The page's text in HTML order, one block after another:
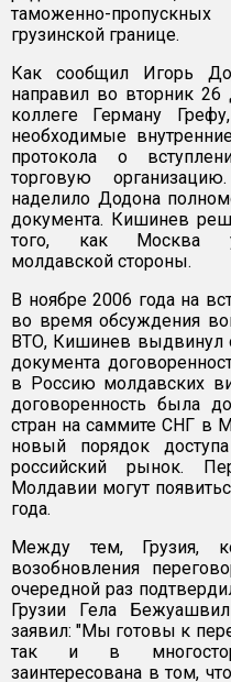
таможенно-
грузинской границе.
Как сообщил Игорь
направил во вторник 26
коллеге Герману
необходимые
протокола о
торговую
наделило Додона
документа. Кишинев
того, как Москва
молдавской стороны.
В ноябре 2006 года на
во время обсуждения
ВТО, Кишинев выдвинул
документа
в Россию молдавских
договоренность была
стран на саммите СНГ в
новый порядок
российский рынок.
Молдавии могут
года.
Между тем, Грузия,
возобновления
очередной раз
Грузии Гела
заявил: "Мы готовы к
так и в
заинтересована в том,